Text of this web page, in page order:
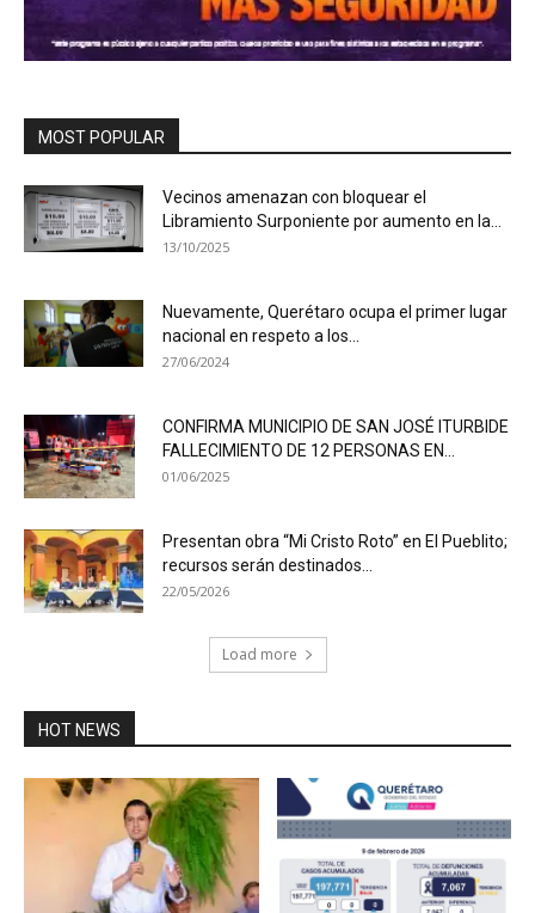
MOST POPULAR
Vecinos amenazan con bloquear el
Libramiento Surponiente por aumento en la...
13/10/2025
Nuevamente, Querétaro ocupa el primer lugar
nacional en respeto a los...
27/06/2024
CONFIRMA MUNICIPIO DE SAN JOSÉ ITURBIDE
FALLECIMIENTO DE 12 PERSONAS EN...
01/06/2025
Presentan obra “Mi Cristo Roto” en El Pueblito;
recursos serán destinados...
22/05/2026
Load more
HOT NEWS